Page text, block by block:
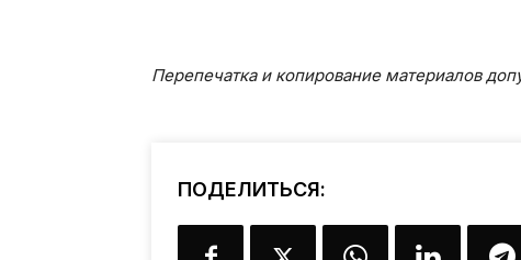
Перепечатка и копирование материалов
ПОДЕЛИТЬСЯ: